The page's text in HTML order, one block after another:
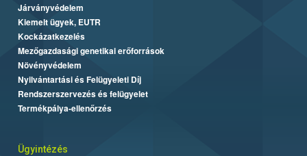
Járványvédelem
Kiemelt ügyek, EUTR
Kockázatkezelés
Mezőgazdasági genetikai erőforrások
Növényvédelem
Nyilvántartási és Felügyeleti Díj
Rendszerszervezés és felügyelet
Termékpálya-ellenőrzés
Ügyintézés